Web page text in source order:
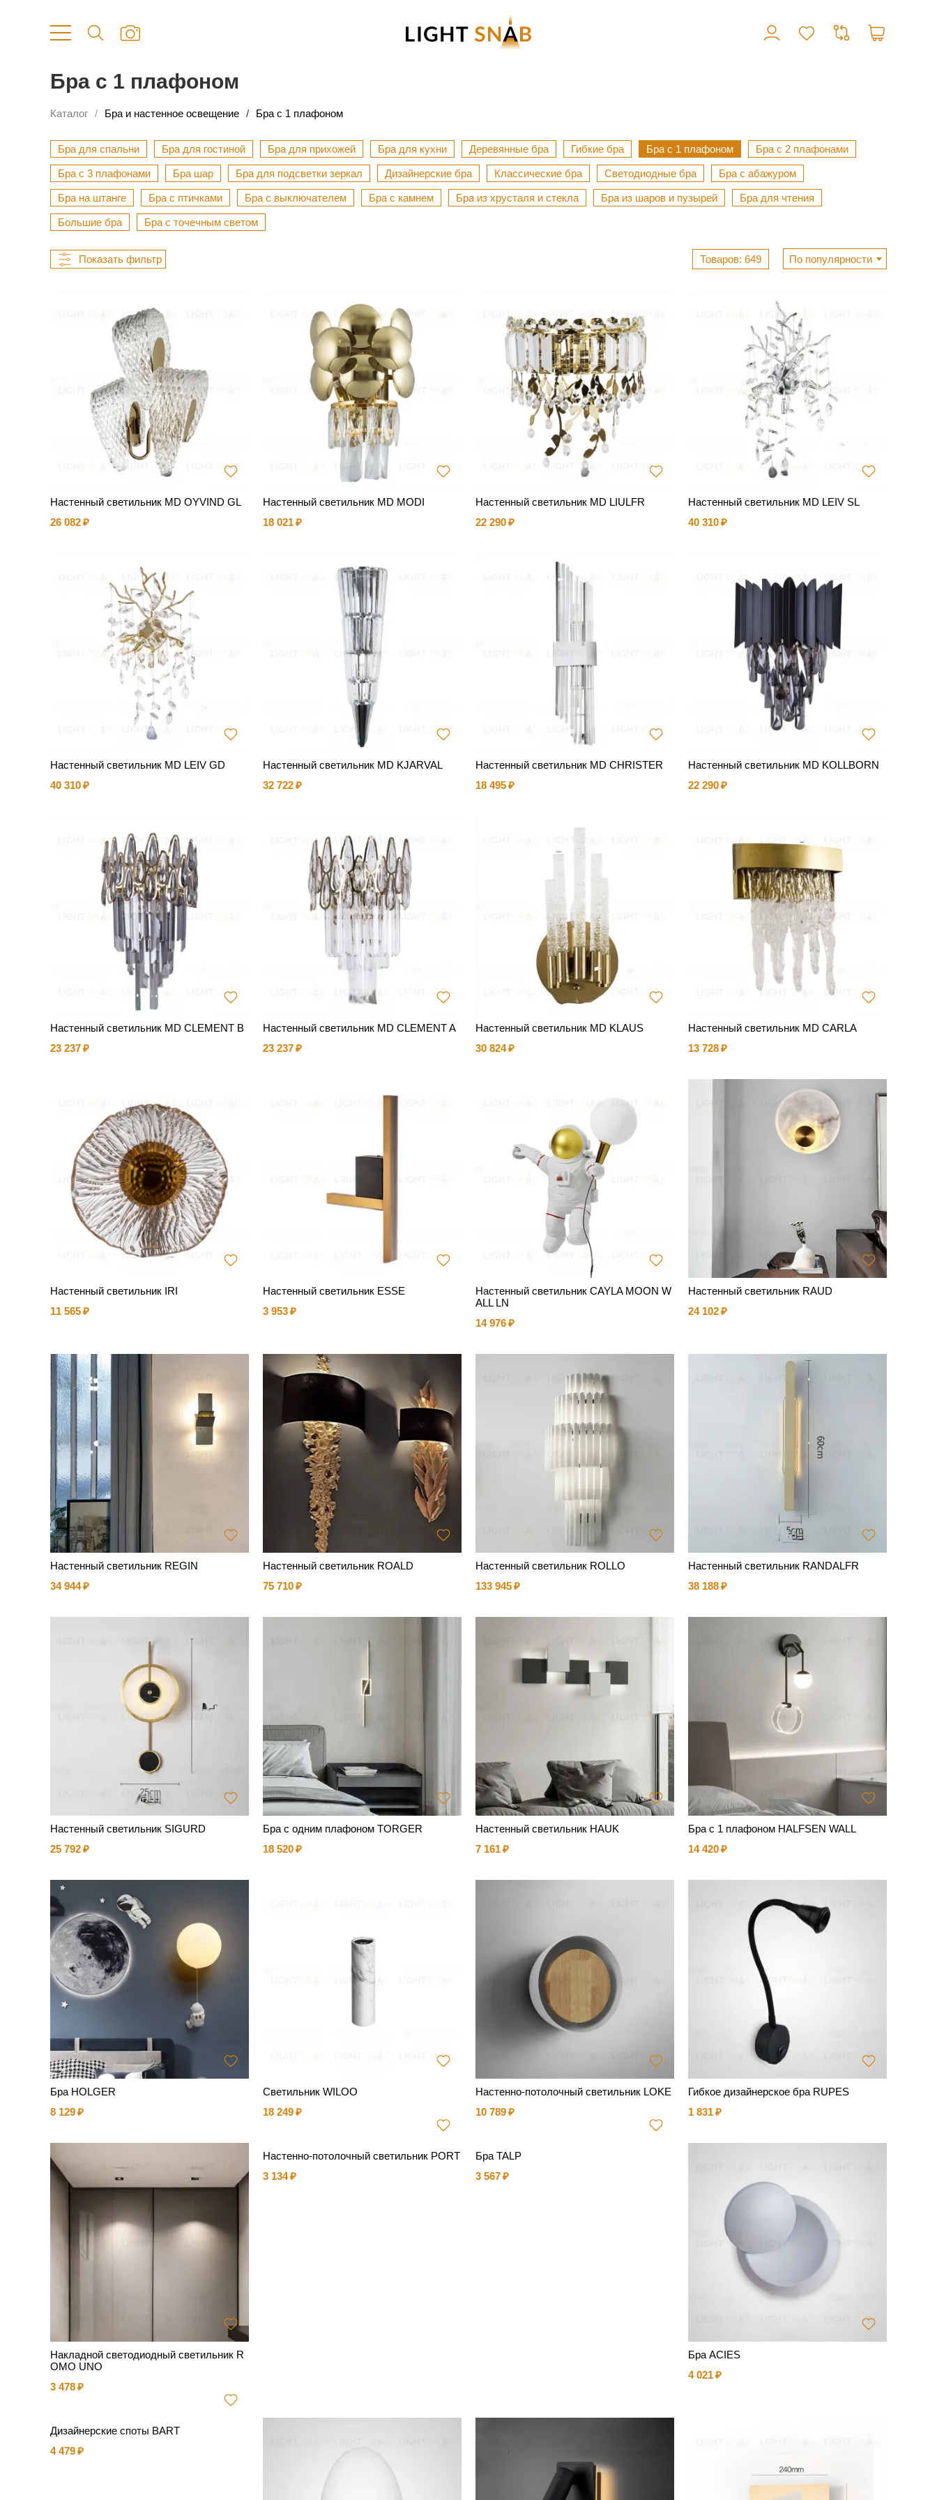
Бра с 1 плафоном
Каталог Бра и настенное освещение Бра с 1 плафоном
Бра для спальни Бра для гостиной Бра для прихожей Бра для кухни Деревянные бра Гибкие бра Бра с 1 плафоном Бра с 2 плафонами
Бра с 3 плафонами Бра шар Бра для подсветки зеркал Дизайнерские бра Классические бра Светодиодные бра Бра с абажуром
Бра на штанге Бра с птичками Бра с выключателем Бра с камнем Бра из хрусталя и стекла Бра из шаров и пузырей Бра для чтения
Большие бра Бра с точечным светом
649 По популярности
Настенный светильник MD OYVIND GL
26 082
Настенный светильник MD MODI
18 021
Настенный светильник MD LIULFR
22 290
Настенный светильник MD LEIV SL
40 310
Настенный светильник MD LEIV GD
40 310
Настенный светильник MD KJARVAL
32 722
Настенный светильник MD CHRISTER
18 495
Настенный светильник MD KOLLBORN
22 290
Настенный светильник MD CLEMENT B
23 237
Настенный светильник MD CLEMENT A
23 237
Настенный светильник MD KLAUS
30 824
Настенный светильник MD CARLA
13 728
Настенный светильник IRI
11 565
Настенный светильник ESSE
3 953
Настенный светильник CAYLA MOON W
ALL LN
14 976
Настенный светильник RAUD
24 102
Настенный светильник REGIN
34 944
Настенный светильник ROALD
75 710
Настенный светильник ROLLO
133 945
Настенный светильник RANDALFR
38 188
Настенный светильник SIGURD
25 792
Бра с одним плафоном TORGER
18 520
Настенный светильник HAUK
7 161
Бра с 1 плафоном HALFSEN WALL
14 420
Бра HOLGER
8 129
Светильник WILOO
18 249
Настенно-потолочный светильник LOKE
10 789
Гибкое дизайнерское бра RUPES
1 831
Накладной светодиодный светильник R
OMO UNO
3 478
Настенно-потолочный светильник PORT
3 134
Бра TALP
3 567
Бра ACIES
4 021
Дизайнерские споты BART
4 479